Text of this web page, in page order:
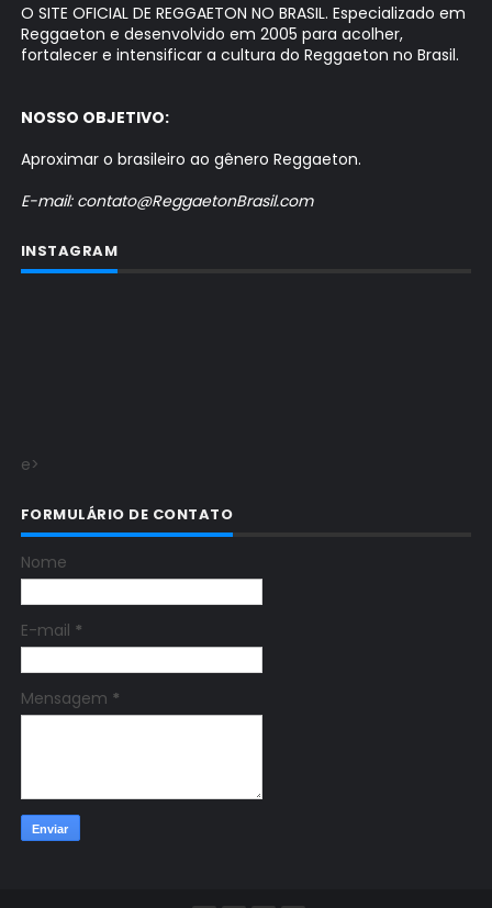
O SITE OFICIAL DE REGGAETON NO BRASIL. Especializado em
Reggaeton e desenvolvido em 2005 para acolher,
fortalecer e intensificar a cultura do Reggaeton no Brasil.
NOSSO OBJETIVO:
Aproximar o brasileiro ao gênero Reggaeton.
E-mail: contato@ReggaetonBrasil.com
INSTAGRAM
e>
FORMULÁRIO DE CONTATO
Nome
E-mail *
Mensagem *